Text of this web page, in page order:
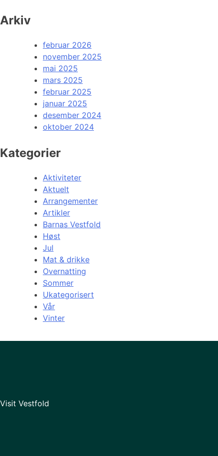
Arkiv
februar 2026
november 2025
mai 2025
mars 2025
februar 2025
januar 2025
desember 2024
oktober 2024
Kategorier
Aktiviteter
Aktuelt
Arrangementer
Artikler
Barnas Vestfold
Høst
Jul
Mat & drikke
Overnatting
Sommer
Ukategorisert
Vår
Vinter
Visit Vestfold